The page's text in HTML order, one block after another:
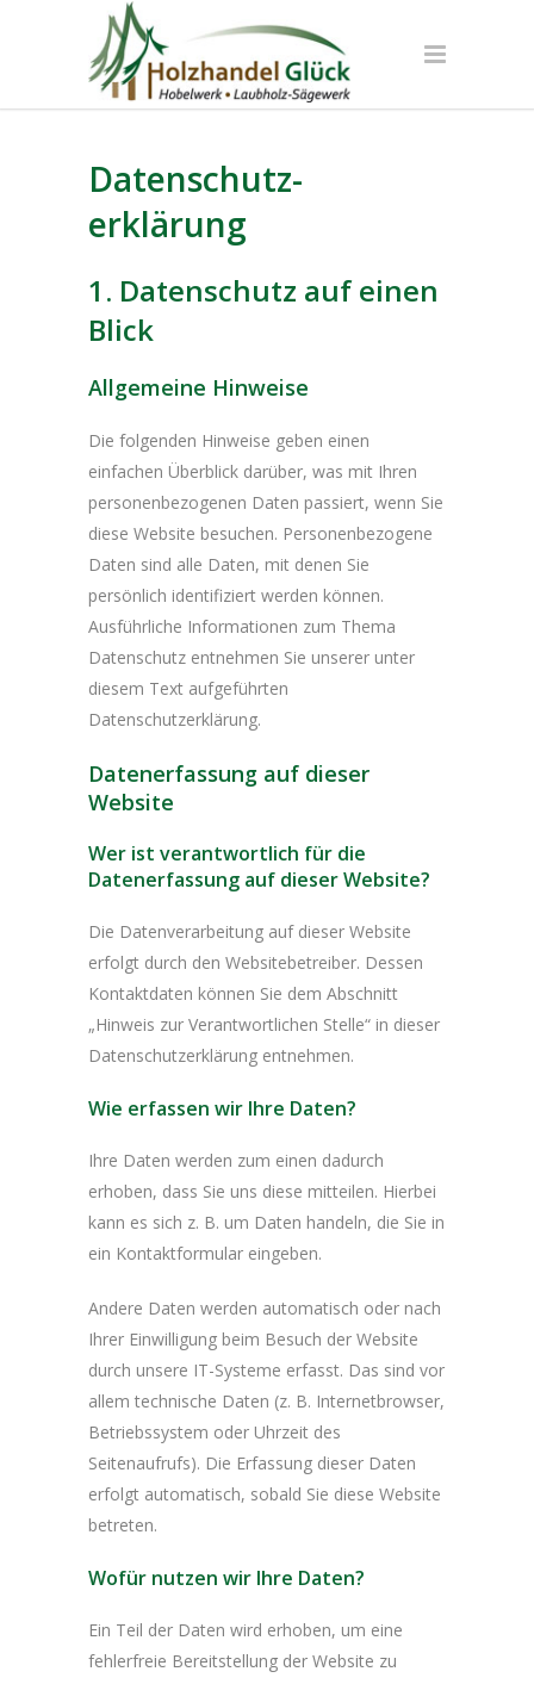
Datenschutz­
erklärung
1. Datenschutz auf einen
Blick
Allgemeine Hinweise
Die folgenden Hinweise geben einen
einfachen Überblick darüber, was mit Ihren
personenbezogenen Daten passiert, wenn Sie
diese Website besuchen. Personenbezogene
Daten sind alle Daten, mit denen Sie
persönlich identifiziert werden können.
Ausführliche Informationen zum Thema
Datenschutz entnehmen Sie unserer unter
diesem Text aufgeführten
Datenschutzerklärung.
Datenerfassung auf dieser
Website
Wer ist verantwortlich für die
Datenerfassung auf dieser Website?
Die Datenverarbeitung auf dieser Website
erfolgt durch den Websitebetreiber. Dessen
Kontaktdaten können Sie dem Abschnitt
„Hinweis zur Verantwortlichen Stelle“ in dieser
Datenschutzerklärung entnehmen.
Wie erfassen wir Ihre Daten?
Ihre Daten werden zum einen dadurch
erhoben, dass Sie uns diese mitteilen. Hierbei
kann es sich z. B. um Daten handeln, die Sie in
ein Kontaktformular eingeben.
Andere Daten werden automatisch oder nach
Ihrer Einwilligung beim Besuch der Website
durch unsere IT-Systeme erfasst. Das sind vor
allem technische Daten (z. B. Internetbrowser,
Betriebssystem oder Uhrzeit des
Seitenaufrufs). Die Erfassung dieser Daten
erfolgt automatisch, sobald Sie diese Website
betreten.
Wofür nutzen wir Ihre Daten?
Ein Teil der Daten wird erhoben, um eine
fehlerfreie Bereitstellung der Website zu